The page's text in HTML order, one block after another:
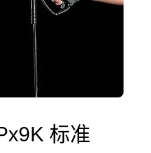
标准